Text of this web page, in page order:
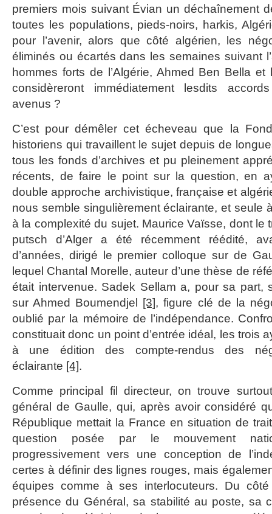
premiers mois suivant Évian un déchaînement
toutes les populations, pieds-noirs, harkis,
pour l’avenir, alors que côté algérien, les
éliminés ou écartés dans les semaines suivant
hommes forts de l’Algérie, Ahmed Ben Bella
considèreront immédiatement lesdits
avenus ?
C’est pour démêler cet écheveau que la
historiens qui travaillent le sujet depuis de
tous les fonds d’archives et pu pleinement
récents, de faire le point sur la question, en
double approche archivistique, française et
nous semble singulièrement éclairante, et seule
à la complexité du sujet. Maurice Vaïsse, dont le
putsch d’Alger a été récemment réédité,
d’années, dirigé le premier colloque sur de
lequel Chantal Morelle, auteur d’une thèse de
était intervenue. Sadek Sellam a, pour sa part,
sur Ahmed Boumendjel
[3], figure clé de la
oublié par la mémoire de l’indépendance.
constituait donc un point d’entrée idéal, les trois
à une édition des compte-rendus des
éclairante [4].
Comme principal fil directeur, on trouve
général de Gaulle, qui, après avoir considéré
République mettait la France en situation de
question posée par le mouvement
progressivement vers une conception de
certes à définir des lignes rouges, mais
équipes comme à ses interlocuteurs. Du
présence du Général, sa stabilité au poste, sa